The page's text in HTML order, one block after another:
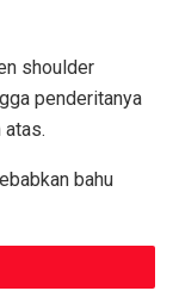
shoulder
penderitanya
atas.
bahu